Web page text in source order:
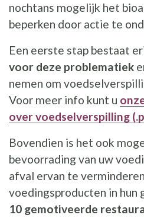
nochtans mogelijk het
beperken door actie te
Een eerste stap bestaat
voor deze problematiek
nemen om
Voor meer info kunt u
over voedselverspilling
Bovendien is het ook
bevoorrading van uw
afval ervan te
voedingsproducten in hun
10 gemotiveerde